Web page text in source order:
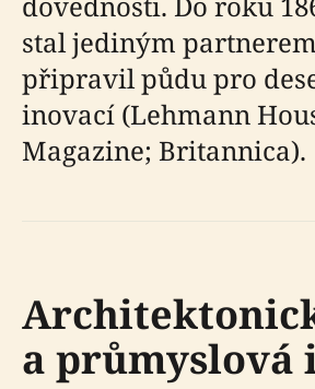
stal jediným
připravil půdu pro
inovací (Lehmann
Magazine; Britannica).
a průmyslová